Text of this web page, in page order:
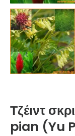
Τζέιντ
pian (Yu